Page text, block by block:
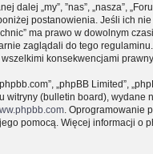
dalej „my”, ”nas”, „nasza”,
postanowienia. Jeśli ich
ma prawo w dowolnym
zaglądali do tego
konsekwencjami
„phpBB Limited”,
(bulletin board), wydane
. Oprogramowanie
pomocą. Więcej informacji o